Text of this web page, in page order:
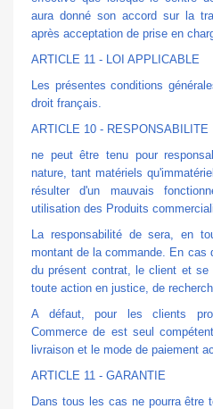
aura donné son accord sur la
après acceptation de prise en
ARTICLE 11 - LOI APPLICABLE
Les présentes conditions
droit français.
ARTICLE 10 - RESPONSABILITE
ne peut être tenu pour
nature, tant matériels
résulter d'un mauvais
utilisation des Produits
La responsabilité de sera, en
montant de la commande. En cas
du présent contrat, le client et
toute action en justice, de
A défaut, pour les clients
Commerce de est seul
livraison et le mode de paiement
ARTICLE 11 - GARANTIE
Dans tous les cas ne pourra être